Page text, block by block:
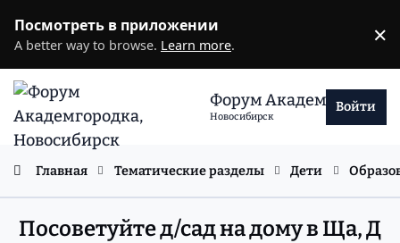
Посмотреть в приложении
A better way to browse. Learn more. ×
Форум Академгородка
Новосибирск
Войти
Главная Тематические разделы Дети
Посоветуйте д/сад на дому в Ща, Д